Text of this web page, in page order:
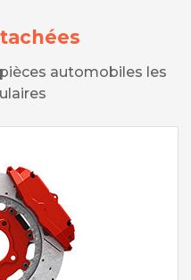
automobiles les